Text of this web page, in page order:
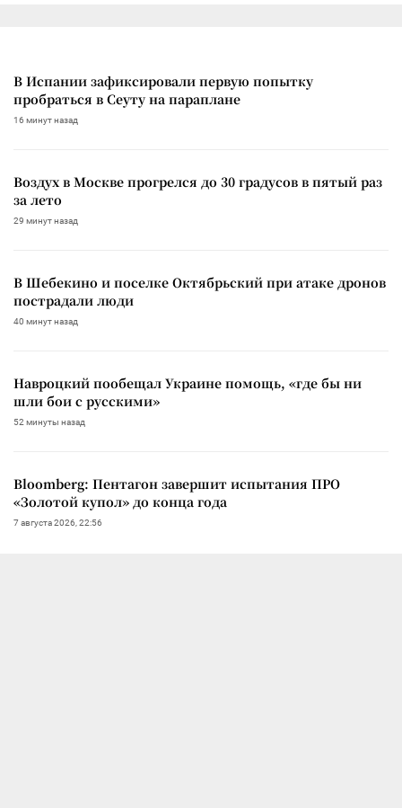
В Испании зафиксировали первую попытку
пробраться в Сеуту на параплане
16 минут назад
Воздух в Москве прогрелся до 30 градусов в пятый раз
за лето
29 минут назад
В Шебекино и поселке Октябрьский при атаке дронов
пострадали люди
40 минут назад
Навроцкий пообещал Украине помощь, «где бы ни
шли бои с русскими»
52 минуты назад
Bloomberg: Пентагон завершит испытания ПРО
«Золотой купол» до конца года
7 августа 2026, 22:56